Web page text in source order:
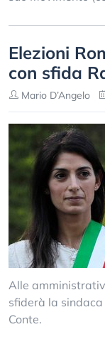
Elezioni
con sfida
Mario D’Angelo
Alle
sfiderà la
Conte.